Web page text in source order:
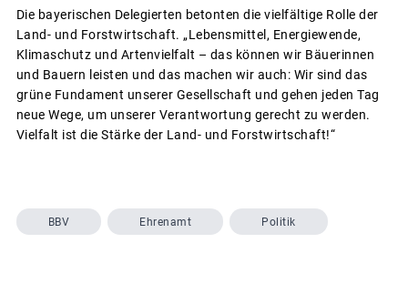
Die bayerischen Delegierten betonten die vielfältige Rolle der
Land- und Forstwirtschaft. „Lebensmittel, Energiewende,
Klimaschutz und Artenvielfalt – das können wir Bäuerinnen
und Bauern leisten und das machen wir auch: Wir sind das
grüne Fundament unserer Gesellschaft und gehen jeden Tag
neue Wege, um unserer Verantwortung gerecht zu werden.
Vielfalt ist die Stärke der Land- und Forstwirtschaft!“
BBV Ehrenamt Politik